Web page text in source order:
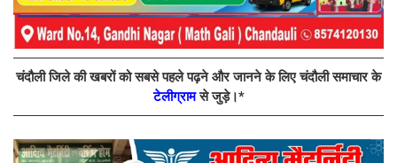
चंदौली जिले की खबरों को सबसे पहले पढ़ने और जानने के लिए चंदौली समाचार के
टेलीग्रामसे जुड़े।*